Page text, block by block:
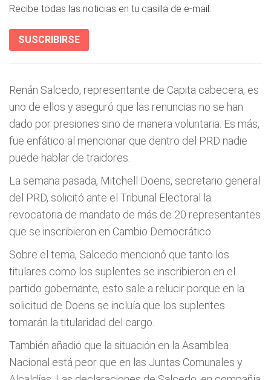
Recibe todas las noticias en tu casilla de e-mail.
SUSCRIBIRSE
Renán Salcedo, representante de Capita cabecera, es
uno de ellos y aseguró que las renuncias no se han
dado por presiones sino de manera voluntaria. Es más,
fue enfático al mencionar que dentro del PRD nadie
puede hablar de traidores.
La semana pasada, Mitchell Doens, secretario general
del PRD, solicitó ante el Tribunal Electoral la
revocatoria de mandato de más de 20 representantes
que se inscribieron en Cambio Democrático.
Sobre el tema, Salcedo mencionó que tanto los
titulares como los suplentes se inscribieron en el
partido gobernante, esto sale a relucir porque en la
solicitud de Doens se incluía que los suplentes
tomarán la titularidad del cargo.
También añadió que la situación en la Asamblea
Nacional está peor que en las Juntas Comunales y